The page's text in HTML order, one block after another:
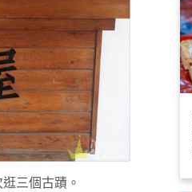
三個古蹟。